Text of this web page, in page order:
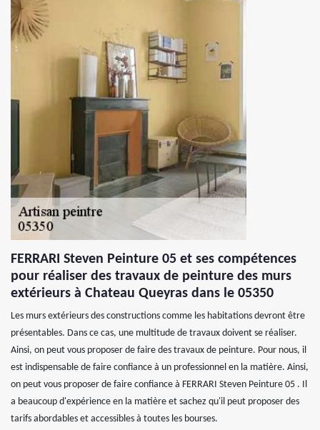
FERRARI Steven Peinture 05 et ses compétences
pour réaliser des travaux de peinture des murs
extérieurs à Chateau Queyras dans le 05350
Les murs extérieurs des constructions comme les habitations devront être
présentables. Dans ce cas, une multitude de travaux doivent se réaliser.
Ainsi, on peut vous proposer de faire des travaux de peinture. Pour nous, il
est indispensable de faire confiance à un professionnel en la matière. Ainsi,
on peut vous proposer de faire confiance à FERRARI Steven Peinture 05 . Il
a beaucoup d'expérience en la matière et sachez qu'il peut proposer des
tarifs abordables et accessibles à toutes les bourses.